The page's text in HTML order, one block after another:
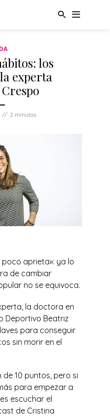
los
experta
2 minutos
aprieta»: ya lo
de cambiar
no se equivoca.
la doctora en
Deportivo Beatriz
para conseguir
sin morir en el
de 10 puntos, pero si
para empezar a
escuchar el
de Cristina